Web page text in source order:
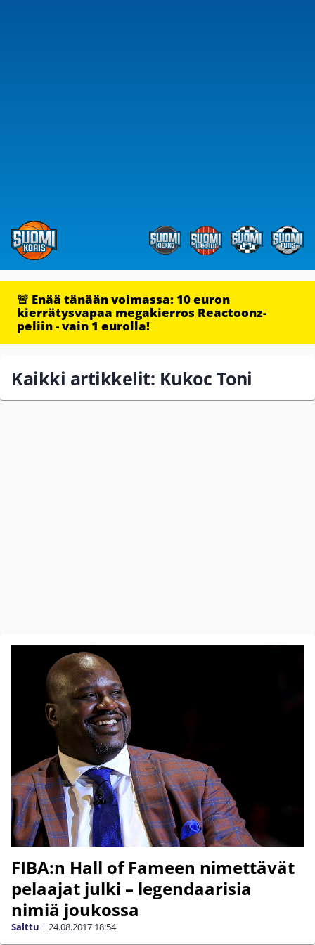
🚨 Enää tänään voimassa: 10 euron
kierrätysvapaa megakierros Reactoonz-
peliin - vain 1 eurolla!
Kaikki artikkelit: Kukoc Toni
FIBA:n Hall of Fameen nimettävät
pelaajat julki – legendaarisia
nimiä joukossa
Salttu | 24.08.2017 18:54